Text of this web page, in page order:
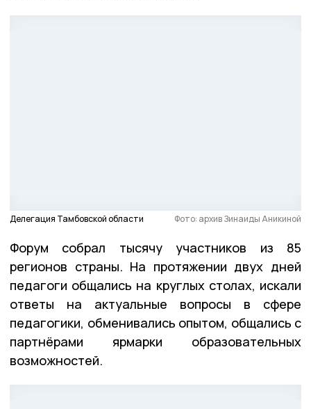
Делегация Тамбовской области Фото: архив Зинаиды Аникиной
Форум собрал тысячу участников из 85
регионов страны. На протяжении двух дней
педагоги общались на круглых столах, искали
ответы на актуальные вопросы в сфере
педагогики, обменивались опытом, общались с
партнёрами ярмарки образовательных
возможностей.